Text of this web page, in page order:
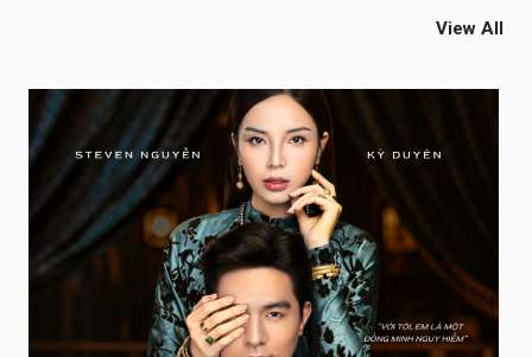
View All